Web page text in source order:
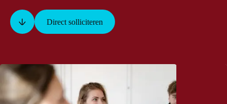
Direct solliciteren